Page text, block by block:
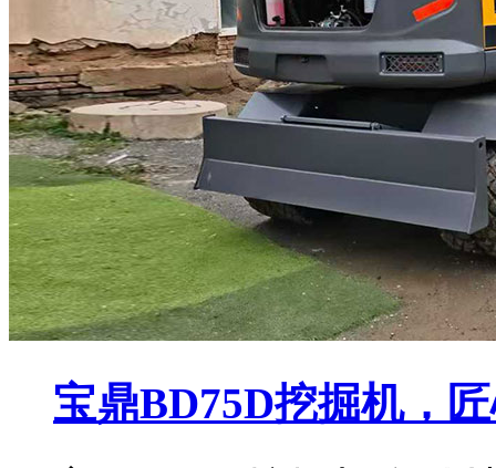
宝鼎BD75D挖掘机，